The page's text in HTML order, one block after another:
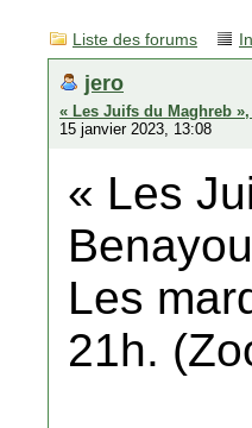
Liste des forums
jero
« Les Juifs du Maghreb
15 janvier 2023, 13:08
« Les
Les
21h.